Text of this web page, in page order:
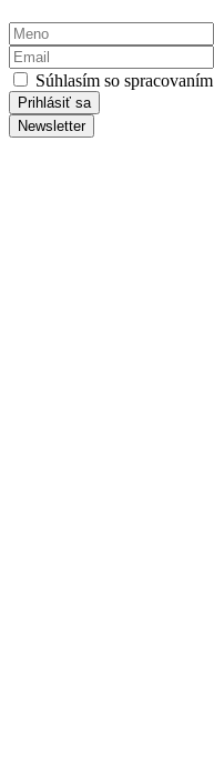
Súhlasím so spracovaním
Newsletter